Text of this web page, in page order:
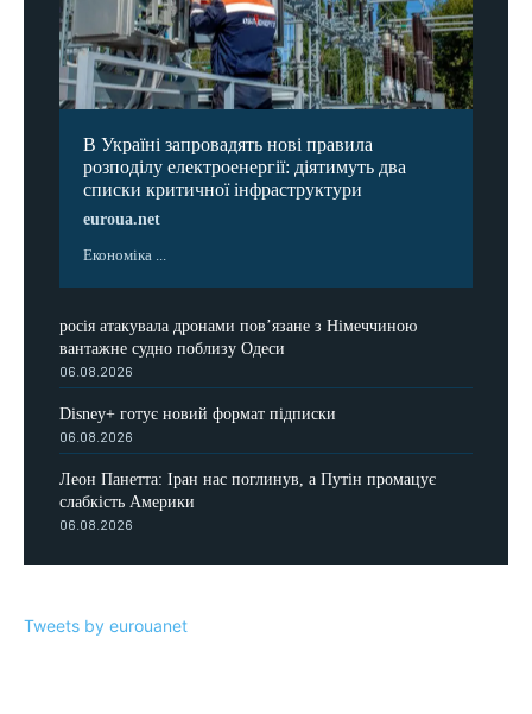
В Україні запровадять нові правила
розподілу електроенергії: діятимуть два
списки критичної інфраструктури
euroua.net
Економіка ...
росія атакувала дронами пов’язане з Німеччиною
вантажне судно поблизу Одеси
06.08.2026
Disney+ готує новий формат підписки
06.08.2026
Леон Панетта: Іран нас поглинув, а Путін промацує
слабкість Америки
06.08.2026
Tweets by eurouanet